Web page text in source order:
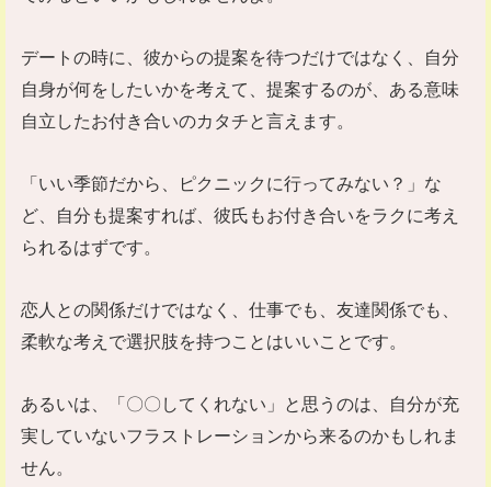
デートの時に、彼からの提案を待つだけではなく、自分
自身が何をしたいかを考えて、提案するのが、ある意味
自立したお付き合いのカタチと言えます。
「いい季節だから、ピクニックに行ってみない？」な
ど、自分も提案すれば、彼氏もお付き合いをラクに考え
られるはずです。
恋人との関係だけではなく、仕事でも、友達関係でも、
柔軟な考えで選択肢を持つことはいいことです。
あるいは、「〇〇してくれない」と思うのは、自分が充
実していないフラストレーションから来るのかもしれま
せん。